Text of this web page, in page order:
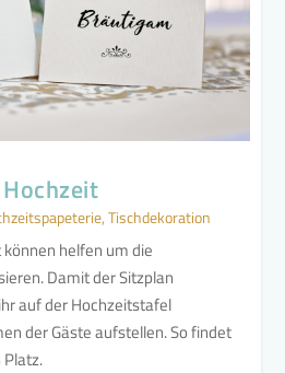
,Tischdekoration
helfen um die
Damit der Sitzplan
auf der Hochzeitstafel
der Gäste aufstellen. So findet
Platz.